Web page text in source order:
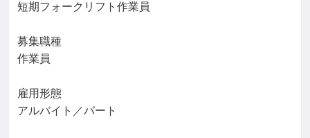
短期フォークリフト作業員
募集職種
作業員
雇用形態
アルバイト／パート